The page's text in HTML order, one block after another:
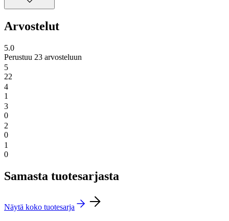
Arvostelut
5.0
Perustuu 23 arvosteluun
5
22
4
1
3
0
2
0
1
0
Samasta tuotesarjasta
Näytä koko tuotesarja